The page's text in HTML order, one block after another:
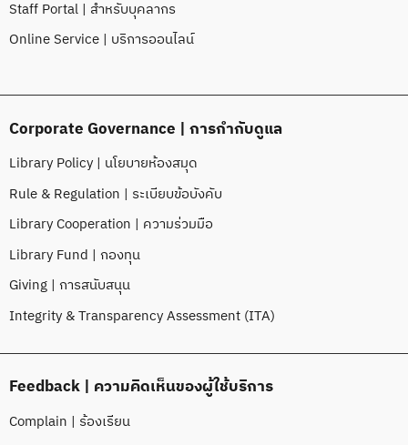
Staff Portal | สำหรับบุคลากร
Online Service | บริการออนไลน์
Corporate Governance | การกำกับดูแล
Library Policy | นโยบายห้องสมุด
Rule & Regulation | ระเบียบข้อบังคับ
Library Cooperation | ความร่วมมือ
Library Fund | กองทุน
Giving | การสนับสนุน
Integrity & Transparency Assessment (ITA)
Feedback | ความคิดเห็นของผู้ใช้บริการ
Complain | ร้องเรียน